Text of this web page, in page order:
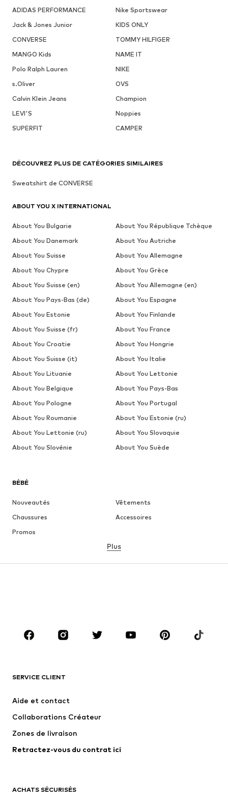
ADIDAS PERFORMANCE
Nike Sportswear
Jack & Jones Junior
KIDS ONLY
CONVERSE
TOMMY HILFIGER
MANGO Kids
NAME IT
Polo Ralph Lauren
NIKE
s.Oliver
OVS
Calvin Klein Jeans
Champion
LEVI'S
Noppies
SUPERFIT
CAMPER
BÉBÉ
Nouveautés
Vêtements
Chaussures
Accessoires
Promos
MARQUES
NAME IT
WE Fashion
Plus
SERVICE CLIENT
Aide et contact
Collaborations Créateur
Zones de livraison
Retractez-vous du contrat ici
ACHATS SÉCURISÉS
DÉCOUVREZ PLUS DE CATÉGORIES SIMILAIRES
Sweatshirt de CONVERSE
ABOUT YOU X INTERNATIONAL
About You Bulgarie
About You République Tchèque
About You Danemark
About You Autriche
About You Suisse
About You Allemagne
About You Chypre
About You Grèce
About You Suisse (en)
About You Allemagne (en)
About You Pays-Bas (de)
About You Espagne
About You Estonie
About You Finlande
About You Suisse (fr)
About You France
About You Croatie
About You Hongrie
About You Suisse (it)
About You Italie
About You Lituanie
About You Lettonie
About You Belgique
About You Pays-Bas
About You Pologne
About You Portugal
About You Roumanie
About You Estonie (ru)
About You Lettonie (ru)
About You Slovaquie
About You Slovénie
About You Suède